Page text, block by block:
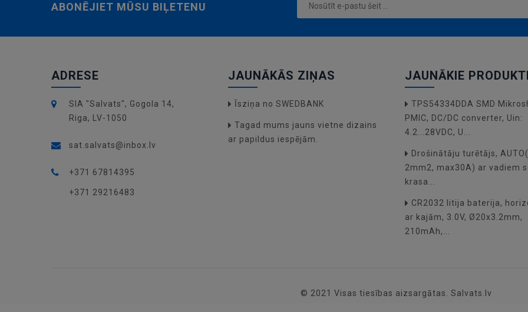
ABONĒJIET MŪSU BIĻETENU
ADRESE
SIA "Salvats", Gogola 14,
Riga, LV-1050
sat.salvats@inbox.lv
+371 67814395
+371 29216483
JAUNĀKĀS ZIŅAS
Īsziņa no SWEDBANK
Tagad mums jauns vietne dizains
ar papildus iespējām.
JAUNĀKIE
TPS54334DDA SMD
PMIC, DC/DC converter, Uin:
4.2...28VDC, U...
Drošinātāju turētājs,
2mm2, max30A) ar vadiem
krasa...
CR2032 litija baterija,
ar kajām, 3.0V, Ø20x3.2mm,
210mAh,...
© 2021 Visas tiesības aizsargātas. Salvats.lv